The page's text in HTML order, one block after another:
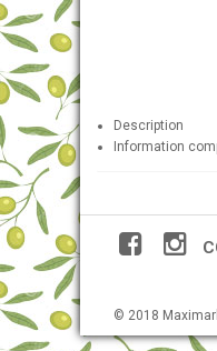
Description
Information
© 2018